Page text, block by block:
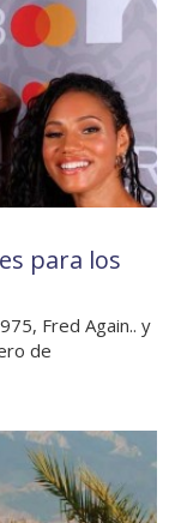
para los
Fred Again.. y
de